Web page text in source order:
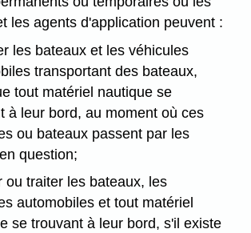
les agents d'application peuvent :
les bateaux et les véhicules
transportant des bateaux,
tout matériel nautique se
à leur bord, au moment où ces
ou bateaux passent par les
question;
ou traiter les bateaux, les
automobiles et tout matériel
se trouvant à leur bord, s'il existe